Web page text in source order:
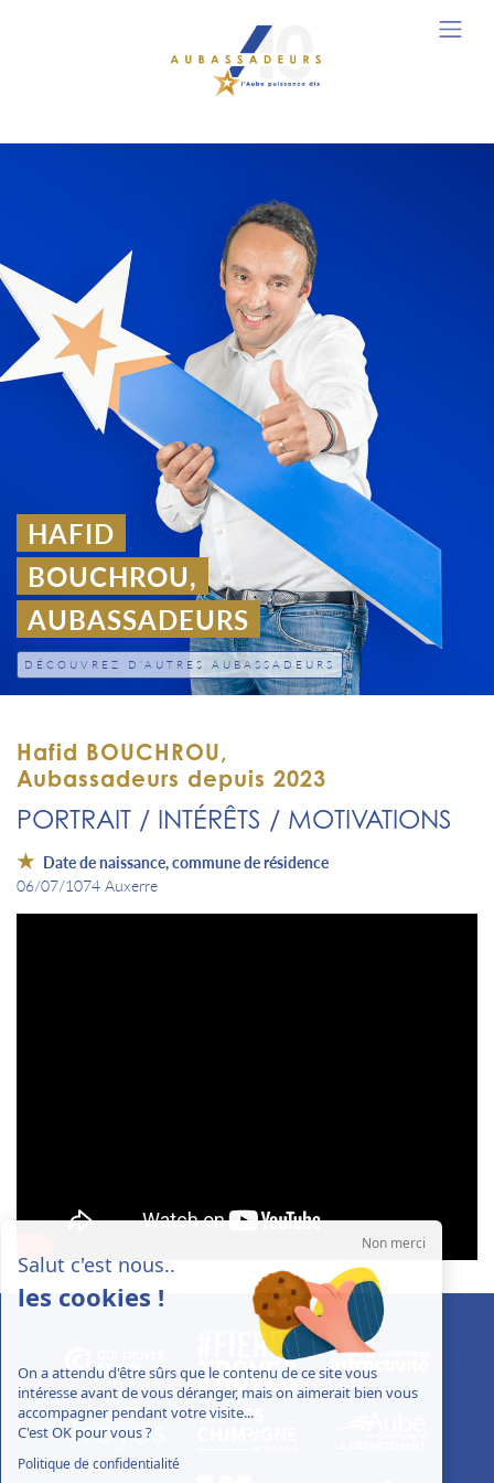
HAFID
BOUCHROU,
AUBASSADEURS
DÉCOUVREZ D'AUTRES AUBASSADEURS
Hafid BOUCHROU,
Aubassadeurs depuis 2023
PORTRAIT / INTÉRÊTS / MOTIVATIONS
Date de naissance, commune de résidence
06/07/1074 Auxerre
Non merci
Salut c'est nous..
les cookies !
On a attendu d'être sûrs que le contenu de ce site vous
intéresse avant de vous déranger, mais on aimerait bien vous
accompagner pendant votre visite...
C'est OK pour vous ?
Politique de confidentialité